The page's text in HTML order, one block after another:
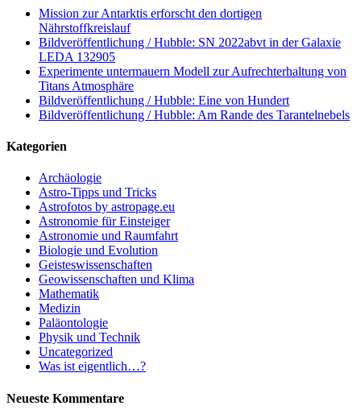
Mission zur Antarktis erforscht den dortigen
Nährstoffkreislauf
Bildveröffentlichung / Hubble: SN 2022abvt in der Galaxie
LEDA 132905
Experimente untermauern Modell zur Aufrechterhaltung von
Titans Atmosphäre
Bildveröffentlichung / Hubble: Eine von Hundert
Bildveröffentlichung / Hubble: Am Rande des Tarantelnebels
Kategorien
Archäologie
Astro-Tipps und Tricks
Astrofotos by astropage.eu
Astronomie für Einsteiger
Astronomie und Raumfahrt
Biologie und Evolution
Geisteswissenschaften
Geowissenschaften und Klima
Mathematik
Medizin
Paläontologie
Physik und Technik
Uncategorized
Was ist eigentlich…?
Neueste Kommentare